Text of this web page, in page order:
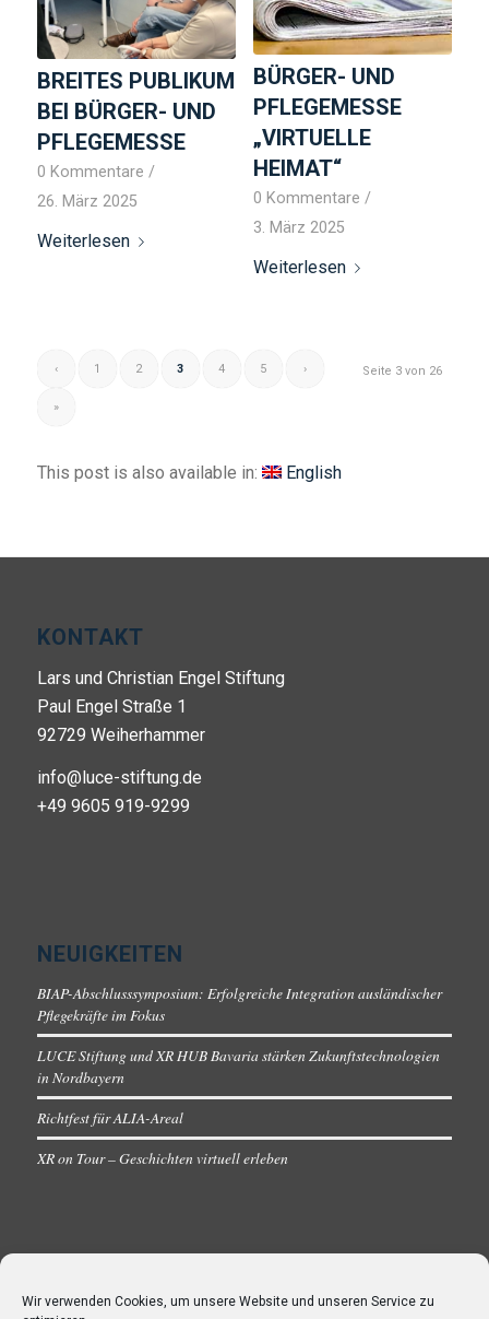
Wir verwenden Cookies, um unsere Website und unseren Service zu
BREITES PUBLIKUM
BEI BÜRGER- UND
PFLEGEMESSE
0 Kommentare /
26. März 2025
Weiterlesen
BÜRGER- UND
PFLEGEMESSE
„VIRTUELLE
HEIMAT“
0 Kommentare /
3. März 2025
Weiterlesen
Seite 3 von 26
‹ 1 2 3 4 5 ›
»
This post is also available in: English
KONTAKT
Lars und Christian Engel Stiftung
Paul Engel Straße 1
92729 Weiherhammer
info@luce-stiftung.de
+49 9605 919-9299
NEUIGKEITEN
BIAP-Abschlusssymposium: Erfolgreiche Integration ausländischer
Pflegekräfte im Fokus
LUCE Stiftung und XR HUB Bavaria stärken Zukunftstechnologien
in Nordbayern
Richtfest für ALIA-Areal
XR on Tour – Geschichten virtuell erleben